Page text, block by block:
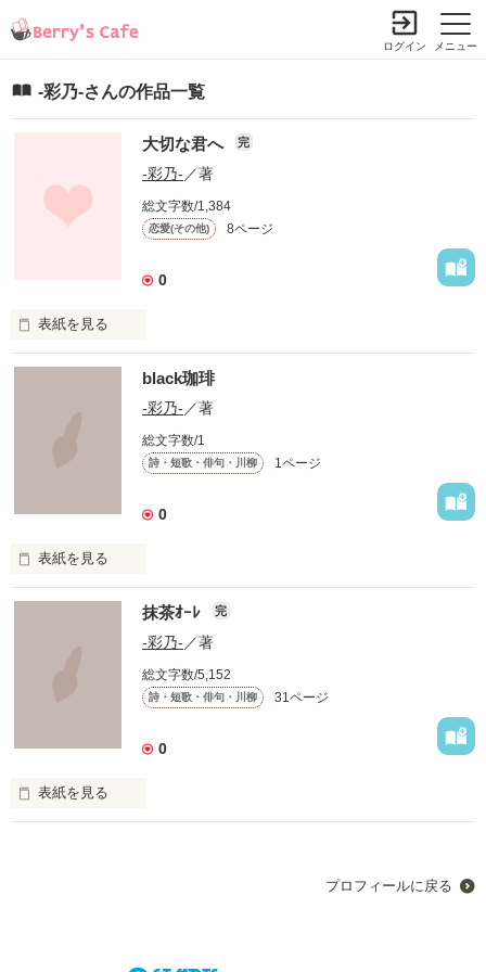
メニュー
ログイン
‐彩乃‐さんの作品一覧
大切な君へ 完
‐彩乃‐ ／著
総文字数/1,384
恋愛(その他) 8ページ
0
表紙を見る
今は嘘みたいに切ない
そんな切ない日々を思い出して
涙する私を
君は許してくれるでしょうか
black珈琲
‐彩乃‐ ／著
総文字数/1
詩・短歌・俳句・川柳 1ページ
0
表紙を見る
恋は苦くて
僕にはまだ大人な味で
でも手を伸ばしたくなった
抹茶ｵｰﾚ 完
‐彩乃‐ ／著
総文字数/5,152
詩・短歌・俳句・川柳 31ページ
0
表紙を見る
プロフィールに戻る